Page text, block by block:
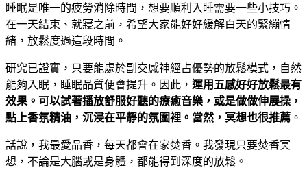
睡眠是唯一的疲勞消除時間，想要順利入睡需要一些小技巧。
在一天結束、就寢之前，希望大家能好好緩解白天的緊繃情
緒，放鬆度過這段時間。
研究已證實，只要能處於副交感神經占優勢的放鬆模式，自然
能夠入眠，睡眠品質便會提升。因此， 運用五感好好放鬆最有
效果。可以試著播放舒服好聽的療癒音樂，或是做做伸展操，
點上香氛精油，沉浸在平靜的氛圍裡。當然，冥想也很推薦 。
話說，我最愛品香，每天都會在家焚香。我發現只要焚香冥
想，不論是大腦或是身體，都能得到深度的放鬆。